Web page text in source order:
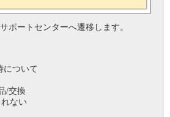
ポートセンターへ遷移します。
について
/交換
れない